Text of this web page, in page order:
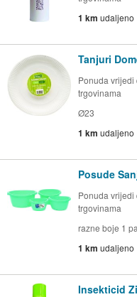
1 km udaljeno
Tanjuri
Ponuda vrijedi
trgovinama
Ø23
1 km udaljeno
Posude
Ponuda vrijedi
trgovinama
razne boje 1
1 km udaljeno
Insekticid